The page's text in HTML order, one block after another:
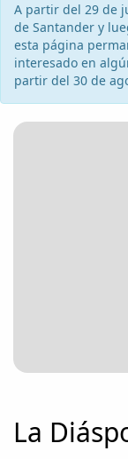
A partir del 29 de
de Santander y
esta página
interesado en
partir del 30 de
La